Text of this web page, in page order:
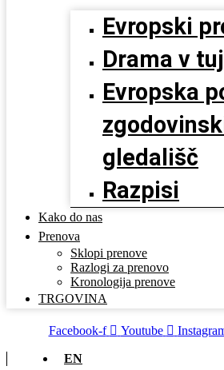
Evropski
Drama v
Evropska
gledališč
Razpisi
Kako do nas
Prenova
Sklopi prenove
Razlogi za prenovo
Kronologija prenove
TRGOVINA
Facebook-f Youtube
EN